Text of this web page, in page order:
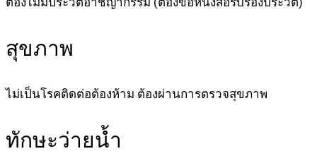
สุขภาพ
ไม่เป็นโรคติดต่อต้องห้าม ต้องผ่านการตรวจสุขภาพ
ทักษะว่ายน้ำ